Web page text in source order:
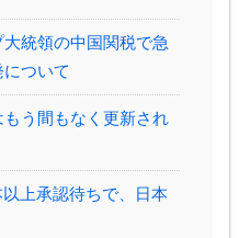
統領の中国関税で急
ついて
う間もなく更新され
上承認待ちで、日本